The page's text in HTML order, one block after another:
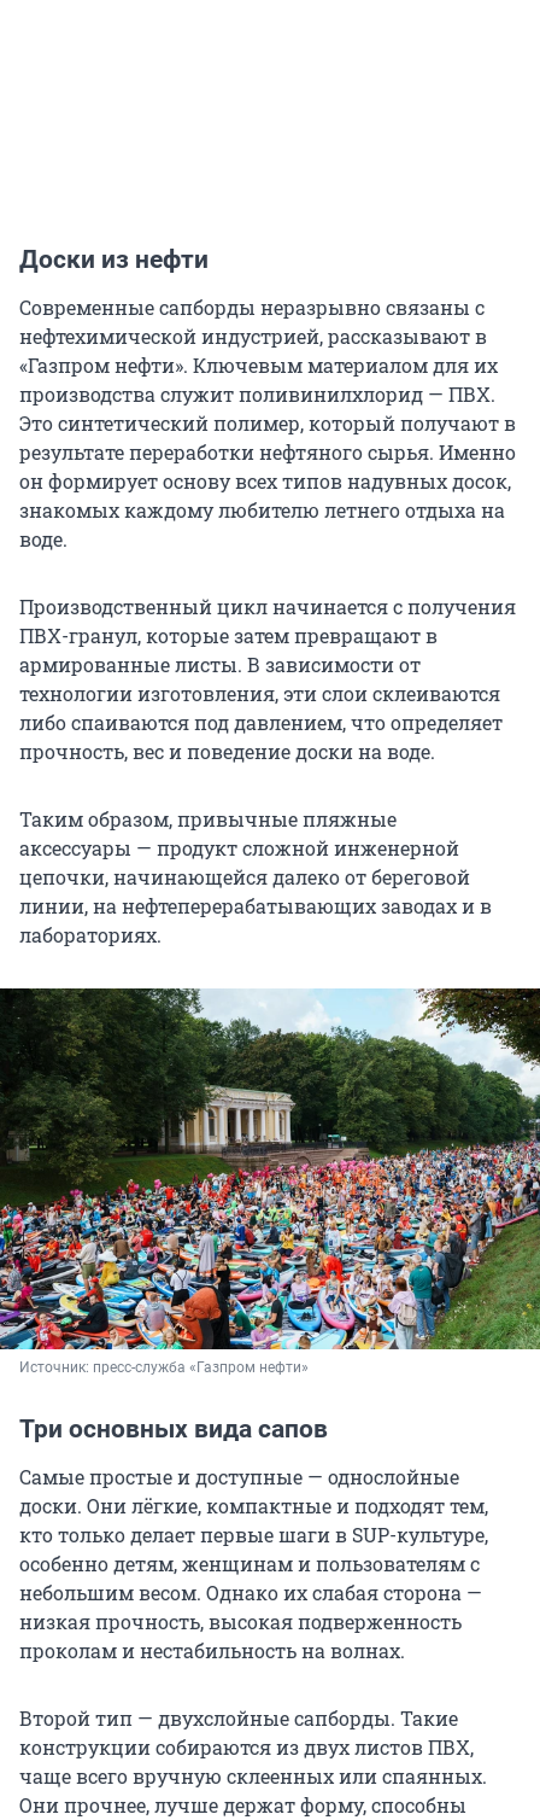
Доски из нефти
Современные сапборды неразрывно связаны с
нефтехимической индустрией, рассказывают в
«Газпром нефти». Ключевым материалом для их
производства служит поливинилхлорид — ПВХ.
Это синтетический полимер, который получают в
результате переработки нефтяного сырья. Именно
он формирует основу всех типов надувных досок,
знакомых каждому любителю летнего отдыха на
воде.
Производственный цикл начинается с получения
ПВХ-гранул, которые затем превращают в
армированные листы. В зависимости от
технологии изготовления, эти слои склеиваются
либо спаиваются под давлением, что определяет
прочность, вес и поведение доски на воде.
Таким образом, привычные пляжные
аксессуары — продукт сложной инженерной
цепочки, начинающейся далеко от береговой
линии, на нефтеперерабатывающих заводах и в
лабораториях.
Источник: пресс-служба «Газпром нефти»
Три основных вида сапов
Самые простые и доступные — однослойные
доски. Они лёгкие, компактные и подходят тем,
кто только делает первые шаги в SUP-культуре,
особенно детям, женщинам и пользователям с
небольшим весом. Однако их слабая сторона —
низкая прочность, высокая подверженность
проколам и нестабильность на волнах.
Второй тип — двухслойные сапборды. Такие
конструкции собираются из двух листов ПВХ,
чаще всего вручную склеенных или спаянных.
Они прочнее, лучше держат форму, способны